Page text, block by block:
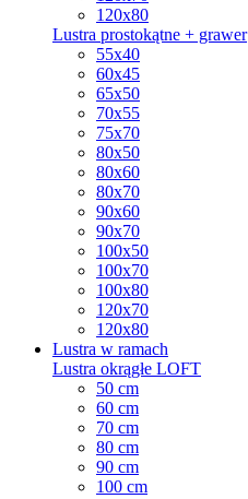
120x80
Lustra prostokątne + grawer
55x40
60x45
65x50
70x55
75x70
80x50
80x60
80x70
90x60
90x70
100x50
100x70
100x80
120x70
120x80
Lustra w ramach
Lustra okrągłe LOFT
50 cm
60 cm
70 cm
80 cm
90 cm
100 cm